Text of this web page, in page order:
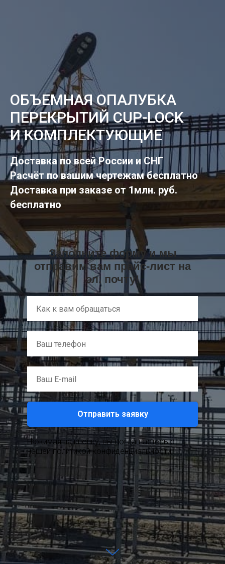
ОБЪЕМНАЯ ОПАЛУБКА
ПЕРЕКРЫТИЙ CUP-LOCK
И КОМПЛЕКТУЮЩИЕ
Доставка по всей России и СНГ
Расчёт по вашим чертежам бесплатно
Доставка при заказе от 1млн. руб.
бесплатно
Заполните форму и мы
отправим вам прайс-лист на
эл. почту!
Отправить заявку
Нажимая на кнопку, вы соглашаетесь c
нашей политикой конфиденциальности